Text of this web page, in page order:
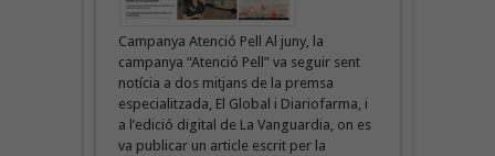
Campanya Atenció Pell Al juny, la
campanya “Atenció Pell” va seguir sent
notícia a dos mitjans de la premsa
especialitzada, El Global i Diariofarma, i
a l’edició digital de La Vanguardia, on es
va publicar un article escrit per la